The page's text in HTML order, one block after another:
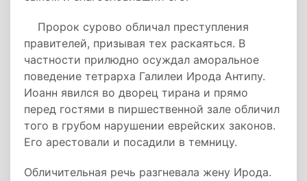
Пророк сурово обличал преступления
правителей, призывая тех раскаяться. В
частности прилюдно осуждал аморальное
поведение тетрарха Галилеи Ирода Антипу.
Иоанн явился во дворец тирана и прямо
перед гостями в пиршественной зале обличил
того в грубом нарушении еврейских законов.
Его арестовали и посадили в темницу.
Обличительная речь разгневала жену Ирода.